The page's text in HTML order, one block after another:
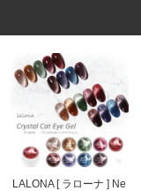
LALONA [ ラローナ ] Ne